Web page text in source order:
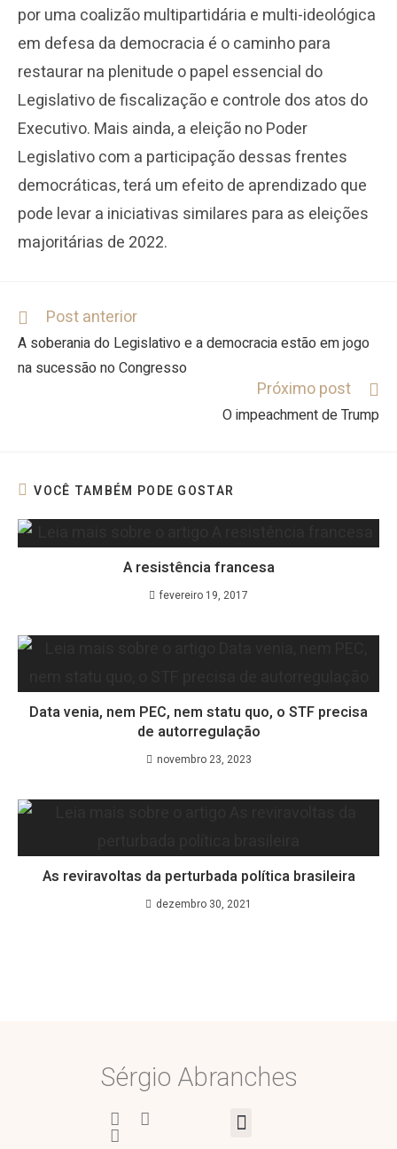
por uma coalizão multipartidária e multi-ideológica
em defesa da democracia é o caminho para
restaurar na plenitude o papel essencial do
Legislativo de fiscalização e controle dos atos do
Executivo. Mais ainda, a eleição no Poder
Legislativo com a participação dessas frentes
democráticas, terá um efeito de aprendizado que
pode levar a iniciativas similares para as eleições
majoritárias de 2022.
Post anterior
A soberania do Legislativo e a democracia estão em jogo
na sucessão no Congresso
Próximo post
O impeachment de Trump
VOCÊ TAMBÉM PODE GOSTAR
A resistência francesa
fevereiro 19, 2017
Data venia, nem PEC, nem statu quo, o STF precisa
de autorregulação
novembro 23, 2023
As reviravoltas da perturbada política brasileira
dezembro 30, 2021
Sérgio Abranches